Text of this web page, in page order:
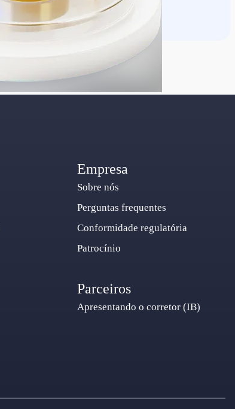
Empresa
Sobre nós
Perguntas frequentes
Conformidade regulatória
Patrocínio
Parceiros
Apresentando o corretor (IB)